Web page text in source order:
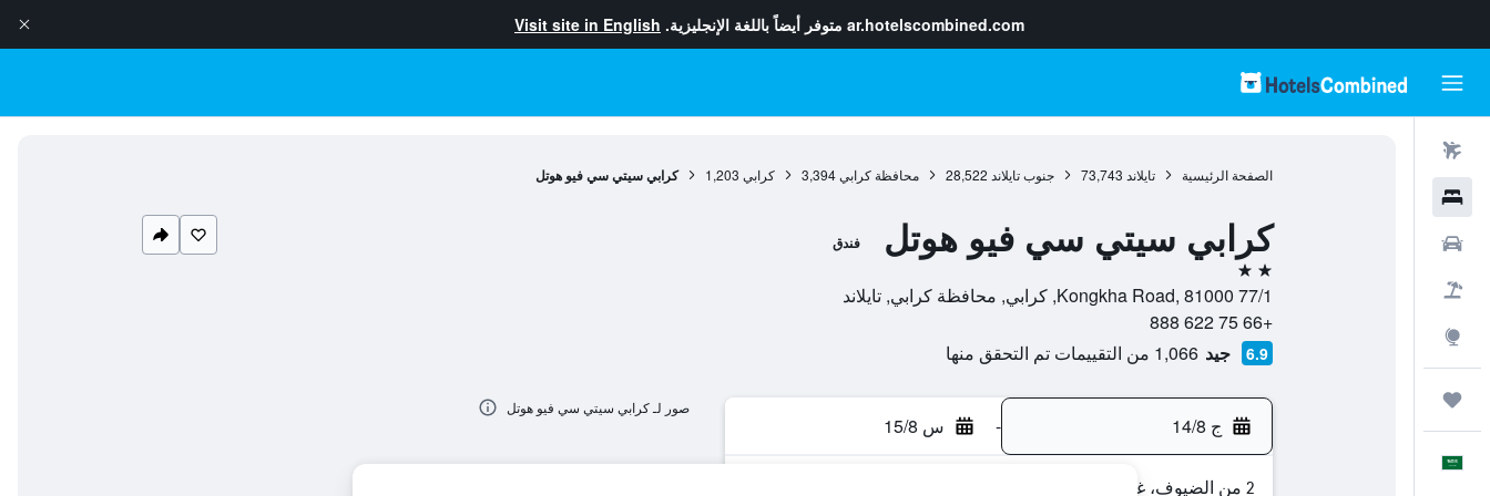
ar.hotelscombined.com متوفر أيضاً باللغة الإنجليزية. Visit site in English
الصفحة الرئيسية تايلاند 73,743 جنوب تايلاند 28,522 محافظة كرابي 3,394 كرابي 1,203 كرابي سيتي سي فيو هوتل
كرابي سيتي سي فيو هوتل فندق
2 نجمتين
77/1 Kongkha Road, 81000, كرابي, محافظة كرابي, تايلاند
+66 75 622 888
6.9 جيد 1,066 من التقييمات تم التحقق منها
ج 14/8 - س 15/8
2 من الضيوف، غرفة واحدة
صور لـ كرابي سيتي سي فيو هوتل